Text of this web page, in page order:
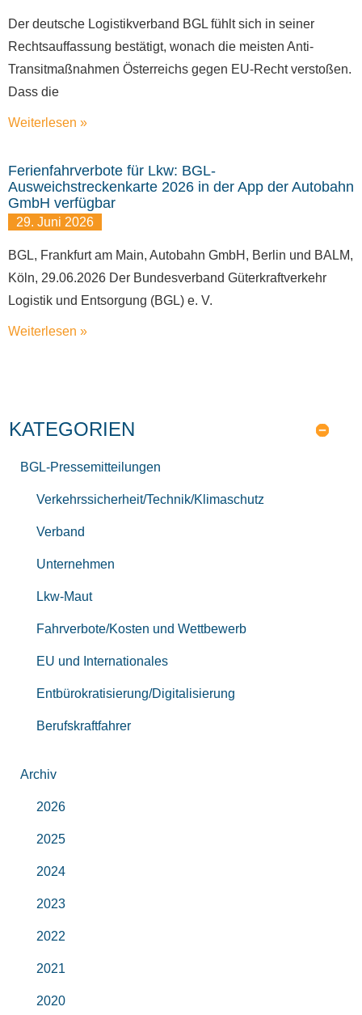
Der deutsche Logistikverband BGL fühlt sich in seiner
Rechtsauffassung bestätigt, wonach die meisten Anti-
Transitmaßnahmen Österreichs gegen EU-Recht verstoßen.
Dass die
Weiterlesen »
Ferienfahrverbote für Lkw: BGL-
Ausweichstreckenkarte 2026 in der App der Autobahn
GmbH verfügbar
29. Juni 2026
BGL, Frankfurt am Main, Autobahn GmbH, Berlin und BALM,
Köln, 29.06.2026 Der Bundesverband Güterkraftverkehr
Logistik und Entsorgung (BGL) e. V.
Weiterlesen »
KATEGORIEN
BGL-Pressemitteilungen
Verkehrssicherheit/Technik/Klimaschutz
Verband
Unternehmen
Lkw-Maut
Fahrverbote/Kosten und Wettbewerb
EU und Internationales
Entbürokratisierung/Digitalisierung
Berufskraftfahrer
Archiv
2026
2025
2024
2023
2022
2021
2020